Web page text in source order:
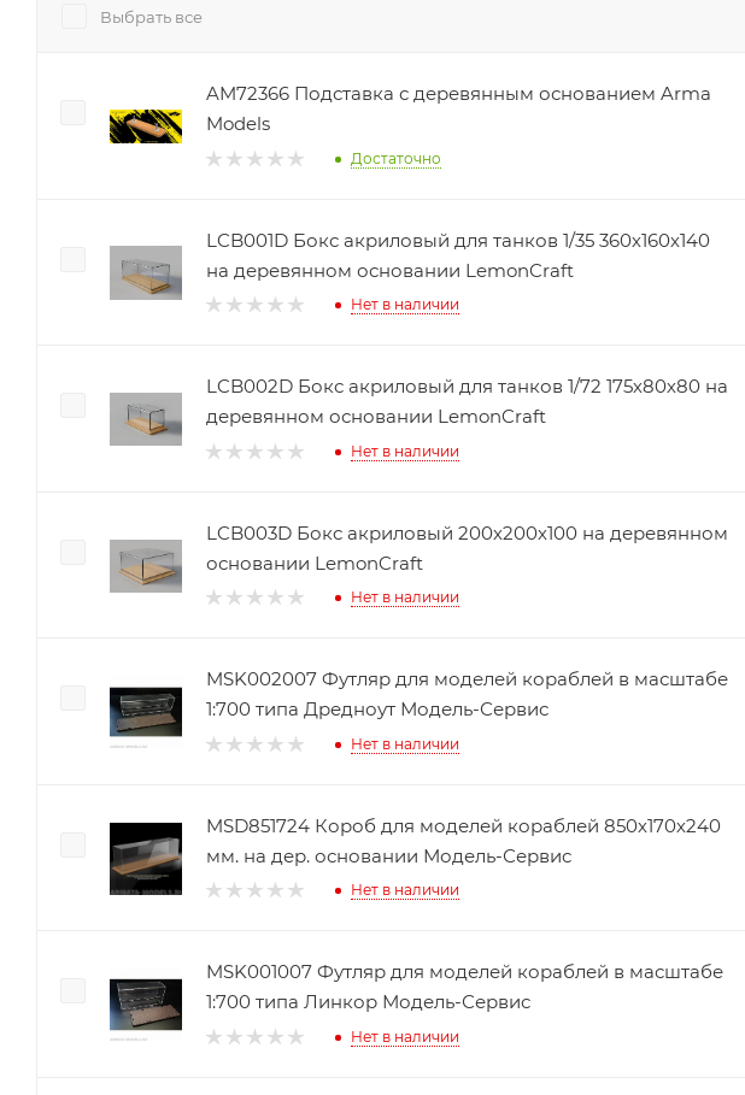
Выбрать все
AM72366 Подставка с деревянным основанием Arma
Models
Достаточно
LCB001D Бокс акриловый для танков 1/35 360х160х140
на деревянном основании LemonCraft
Нет в наличии
LCB002D Бокс акриловый для танков 1/72 175х80х80 на
деревянном основании LemonCraft
Нет в наличии
LCB003D Бокс акриловый 200х200х100 на деревянном
основании LemonCraft
Нет в наличии
MSK002007 Футляр для моделей кораблей в масштабе
1:700 типа Дредноут Модель-Сервис
Нет в наличии
MSD851724 Короб для моделей кораблей 850х170х240
мм. на дер. основании Модель-Сервис
Нет в наличии
MSK001007 Футляр для моделей кораблей в масштабе
1:700 типа Линкор Модель-Сервис
Нет в наличии